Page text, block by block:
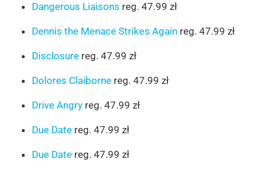
Dangerous Liaisons reg. 47.99 zł
Dennis the Menace Strikes Againreg. 47.99 zł
Disclosurereg. 47.99 zł
Dolores Claibornereg. 47.99 zł
Drive Angryreg. 47.99 zł
Due Datereg. 47.99 zł
Due Datereg. 47.99 zł